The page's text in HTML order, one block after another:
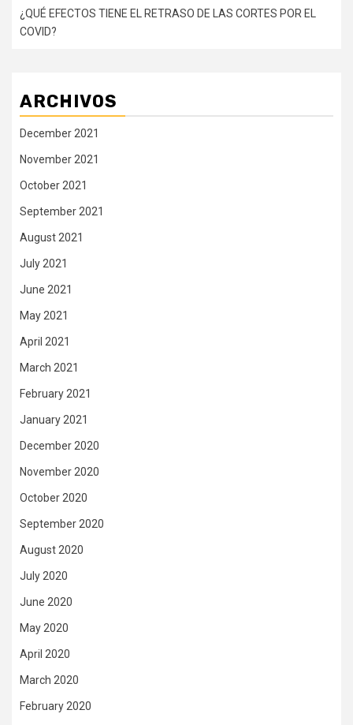
¿QUÉ EFECTOS TIENE EL RETRASO DE LAS CORTES POR EL
COVID?
ARCHIVOS
December 2021
November 2021
October 2021
September 2021
August 2021
July 2021
June 2021
May 2021
April 2021
March 2021
February 2021
January 2021
December 2020
November 2020
October 2020
September 2020
August 2020
July 2020
June 2020
May 2020
April 2020
March 2020
February 2020